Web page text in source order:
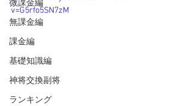
微課金編
無課金編
課金編
基礎知識編
神将交換副将
ランキング
v=G5rfo5SN7zM